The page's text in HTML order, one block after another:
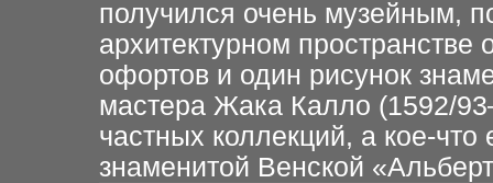
получился очень музейным,
архитектурном
офортов и один рисунок
мастера Жака Калло (1592/
частных коллекций, а кое-
знаменитой Венской